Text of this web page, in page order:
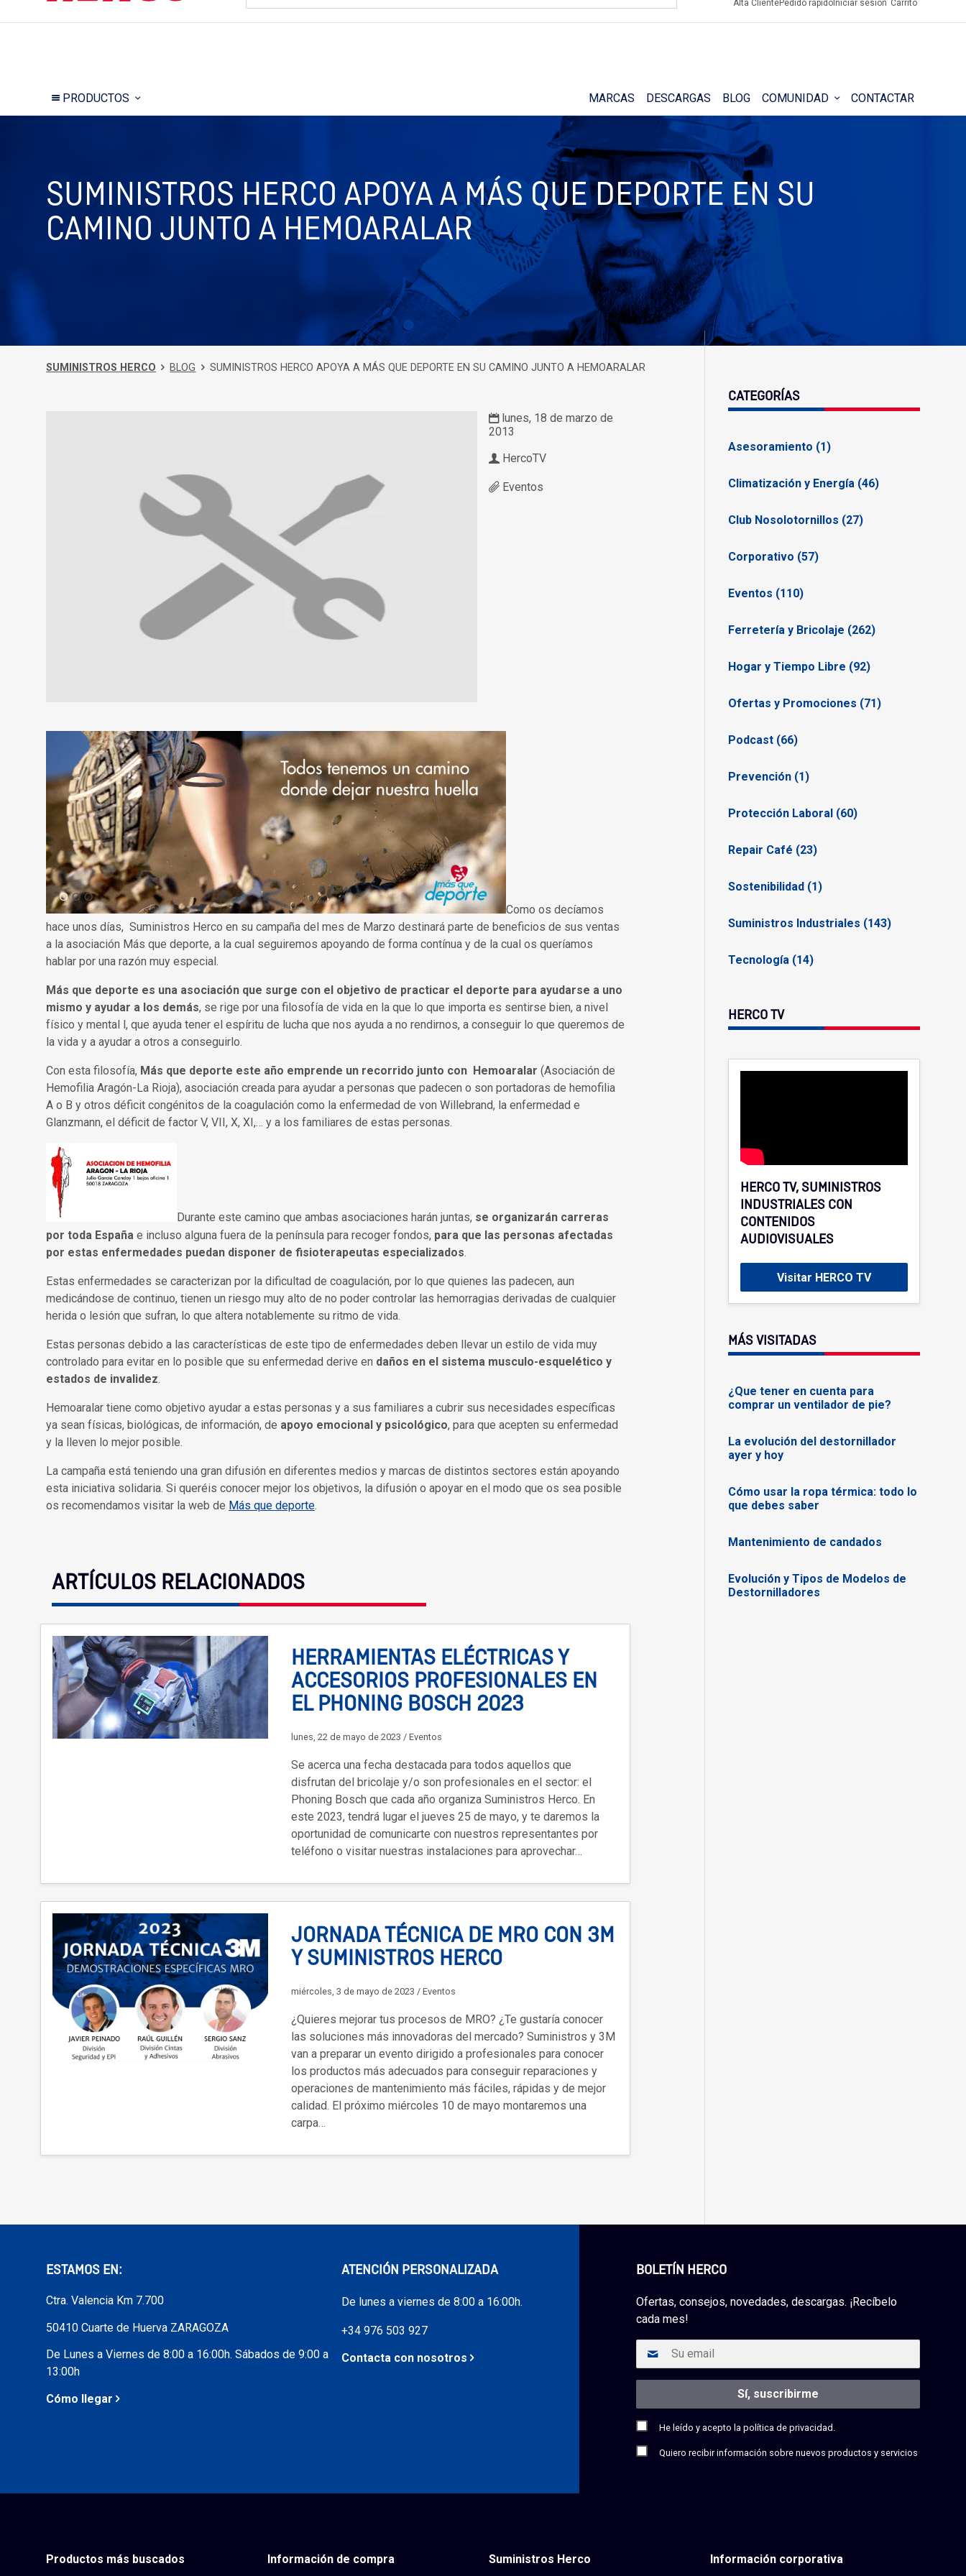
Suscríbete a nuestro podcast
Alta ClientePedido rápido Iniciar sesión Carrito
PRODUCTOS MARCAS DESCARGAS BLOG COMUNIDAD CONTACTAR
SUMINISTROS HERCO APOYA A MÁS QUE DEPORTE EN SU
CAMINO JUNTO A HEMOARALAR
SUMINISTROS HERCO BLOG SUMINISTROS HERCO APOYA A MÁS QUE DEPORTE EN SU CAMINO JUNTO A HEMOARALAR
lunes, 18 de marzo de
2013
HercoTV
Eventos
Como os decíamos
hace unos días, Suministros Herco en su campaña del mes de Marzo destinará parte de beneficios de sus ventas
a la asociación Más que deporte, a la cual seguiremos apoyando de forma contínua y de la cual os queríamos
hablar por una razón muy especial.
Más que deporte es una asociación que surge con el objetivo de practicar el deporte para ayudarse a uno
mismo y ayudar a los demás, se rige por una filosofía de vida en la que lo que importa es sentirse bien, a nivel
físico y mental l, que ayuda tener el espíritu de lucha que nos ayuda a no rendirnos, a conseguir lo que queremos de
la vida y a ayudar a otros a conseguirlo.
Con esta filosofía, Más que deporte este año emprende un recorrido junto con Hemoaralar (Asociación de
Hemofilia Aragón-La Rioja), asociación creada para ayudar a personas que padecen o son portadoras de hemofilia
A o B y otros déficit congénitos de la coagulación como la enfermedad de von Willebrand, la enfermedad e
Glanzmann, el déficit de factor V, VII, X, XI,… y a los familiares de estas personas.
Durante este camino que ambas asociaciones harán juntas, se organizarán carreras
por toda España e incluso alguna fuera de la península para recoger fondos, para que las personas afectadas
por estas enfermedades puedan disponer de fisioterapeutas especializados
Estas enfermedades se caracterizan por la dificultad de coagulación, por lo que quienes las padecen, aun
medicándose de continuo, tienen un riesgo muy alto de no poder controlar las hemorragias derivadas de cualquier
herida o lesión que sufran, lo que altera notablemente su ritmo de vida.
Estas personas debido a las características de este tipo de enfermedades deben llevar un estilo de vida muy
controlado para evitar en lo posible que su enfermedad derive en daños en el sistema musculo-esquelético y
estados de invalidez
Hemoaralar tiene como objetivo ayudar a estas personas y a sus familiares a cubrir sus necesidades específicas
ya sean físicas, biológicas, de información, de apoyo emocional y psicológico, para que acepten su enfermedad
y la lleven lo mejor posible.
La campaña está teniendo una gran difusión en diferentes medios y marcas de distintos sectores están apoyando
esta iniciativa solidaria. Si queréis conocer mejor los objetivos, la difusión o apoyar en el modo que os sea posible
os recomendamos visitar la web de Más que deporte
ARTÍCULOS RELACIONADOS
HERRAMIENTAS ELÉCTRICAS Y
ACCESORIOS PROFESIONALES EN
EL PHONING BOSCH 2023
lunes, 22 de mayo de 2023 / Eventos
Se acerca una fecha destacada para todos aquellos que
disfrutan del bricolaje y/o son profesionales en el sector: el
Phoning Bosch que cada año organiza Suministros Herco. En
este 2023, tendrá lugar el jueves 25 de mayo, y te daremos la
oportunidad de comunicarte con nuestros representantes por
teléfono o visitar nuestras instalaciones para aprovechar…
JORNADA TÉCNICA DE MRO CON 3M
Y SUMINISTROS HERCO
miércoles, 3 de mayo de 2023 / Eventos
¿Quieres mejorar tus procesos de MRO? ¿Te gustaría conocer
las soluciones más innovadoras del mercado? Suministros y 3M
van a preparar un evento dirigido a profesionales para conocer
los productos más adecuados para conseguir reparaciones y
operaciones de mantenimiento más fáciles, rápidas y de mejor
calidad. El próximo miércoles 10 de mayo montaremos una
carpa…
CATEGORÍAS
Asesoramiento (1)
Climatización y Energía (46)
Club Nosolotornillos (27)
Corporativo (57)
Eventos (110)
Ferretería y Bricolaje (262)
Hogar y Tiempo Libre (92)
Ofertas y Promociones (71)
Podcast (66)
Prevención (1)
Protección Laboral (60)
Repair Café (23)
Sostenibilidad (1)
Suministros Industriales (143)
Tecnología (14)
HERCO TV
HERCO TV, SUMINISTROS
INDUSTRIALES CON
CONTENIDOS
AUDIOVISUALES
Visitar HERCO TV
MÁS VISITADAS
¿Que tener en cuenta para
comprar un ventilador de pie?
La evolución del destornillador
ayer y hoy
Cómo usar la ropa térmica: todo lo
que debes saber
Mantenimiento de candados
Evolución y Tipos de Modelos de
Destornilladores
ESTAMOS EN:
Ctra. Valencia Km 7.700
50410 Cuarte de Huerva ZARAGOZA
De Lunes a Viernes de 8:00 a 16:00h. Sábados de 9:00 a
13:00h
Cómo llegar
ATENCIÓN PERSONALIZADA
De lunes a viernes de 8:00 a 16:00h.
+34 976 503 927
Contacta con nosotros
BOLETÍN HERCO
Ofertas, consejos, novedades, descargas. ¡Recíbelo
cada mes!
He leído y acepto lapolítica de privacidad.
Quiero recibir información sobre nuevos productos y servicios
Productos más buscados Información de compra Suministros Herco Información corporativa